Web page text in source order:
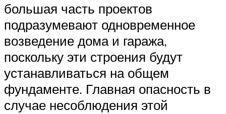
большая часть проектов
подразумевают одновременное
возведение дома и гаража,
поскольку эти строения будут
устанавливаться на общем
фундаменте. Главная опасность в
случае несоблюдения этой